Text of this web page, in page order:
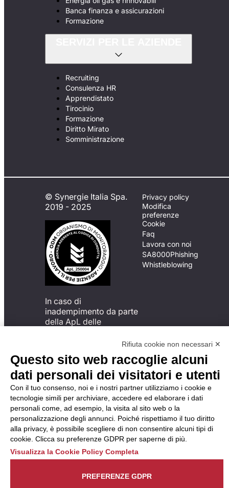
Banca finanza e assicurazioni
Formazione
Recruiting
Consulenza HR
Apprendistato
Tirocinio
Formazione
Diritto Mirato
Somministrazione
© Synergie Italia Spa.
2019 - 2025
In caso di
inadempimento da parte
della ApL delle
del Codice di Condotta, è
possibile presentare un
reclamo
all’Organismo di
Monitoraggio utilizzando
una delle modalità
descritte al seguente
indirizzo web
https://odm-
agenzielavoro.it/reclami/ .
Privacy policy
Modifica
preferenze
Cookie
Faq
Lavora con noi
SA8000Phishing
Whistleblowing
Rifiuta cookie non necessari ✕
Questo sito web raccoglie alcuni
dati personali dei visitatori e utenti
Con il tuo consenso, noi e i nostri partner utilizziamo i cookie e
tecnologie simili per archiviare, accedere ed elaborare i dati
personali come, ad esempio, la visita al sito web o la
personalizzazione degli annunci. Poiché rispettiamo il tuo diritto
alla privacy, è possibile scegliere di non consentire alcuni tipi di
cookie. Clicca su preferenze GDPR per saperne di più.
Visualizza la Cookie Policy Completa
PREFERENZE GDPR